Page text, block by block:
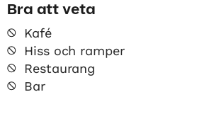
Bra att veta
Kafé
Hiss och ramper
Restaurang
Bar